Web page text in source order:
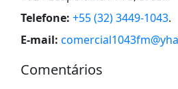
Telefone: +55 (32) 3449-1043.
E-mail:
Comentários